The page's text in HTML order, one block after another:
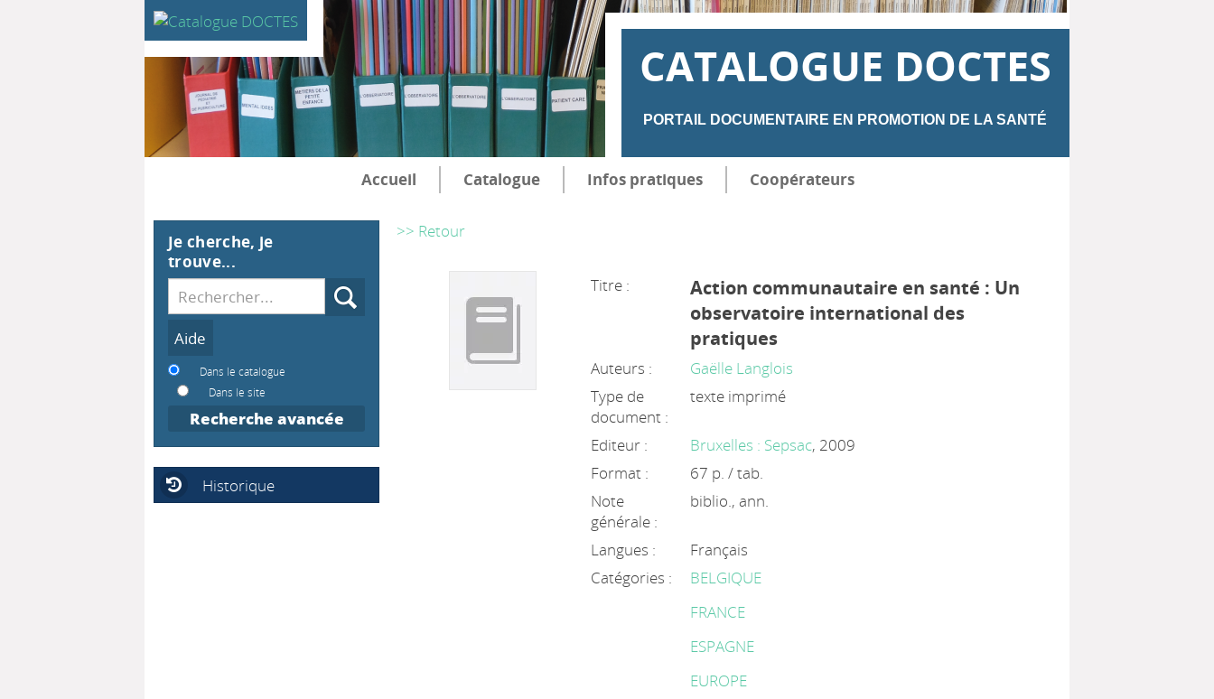
CATALOGUE DOCTES
PORTAIL DOCUMENTAIRE EN PROMOTION DE LA SANTÉ
Accueil Catalogue Infos pratiques Coopérateurs
>> Retour
Titre :
Action communautaire en santé : Un
observatoire international des
pratiques
Auteurs :
Gaëlle Langlois
Type de
document :
texte imprimé
Editeur : Bruxelles : Sepsac, 2009
Format :
67 p. / tab.
Note
générale :
biblio., ann.
Langues :
Français
Catégories :
BELGIQUE
FRANCE
ESPAGNE
EUROPE
Je cherche, je
trouve...
Recherche
Dans le catalogue
Dans le site
Recherche avancée
Historique